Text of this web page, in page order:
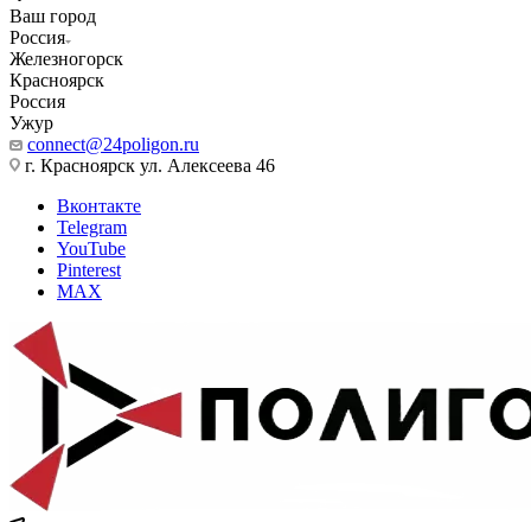
Ваш город
Россия
Железногорск
Красноярск
Россия
Ужур
connect@24poligon.ru
г. Красноярск ул. Алексеева 46
Вконтакте
Telegram
YouTube
Pinterest
MAX